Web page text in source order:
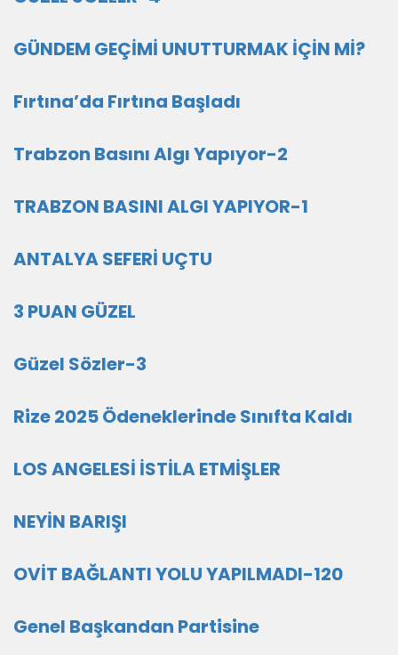
GÜNDEM GEÇİMİ UNUTTURMAK İÇİN Mİ?
Fırtına’da Fırtına Başladı
Trabzon Basını Algı Yapıyor-2
TRABZON BASINI ALGI YAPIYOR-1
ANTALYA SEFERİ UÇTU
3 PUAN GÜZEL
Güzel Sözler-3
Rize 2025 Ödeneklerinde Sınıfta Kaldı
LOS ANGELESİ İSTİLA ETMİŞLER
NEYİN BARIŞI
OVİT BAĞLANTI YOLU YAPILMADI-120
Genel Başkandan Partisine